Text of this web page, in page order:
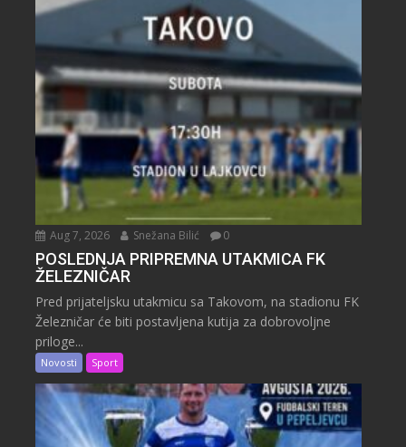
Aug 7, 2026 Snežana Bilić 0
POSLEDNJA PRIPREMNA UTAKMICA FK
ŽELEZNIČAR
Pred prijateljsku utakmicu sa Takovom, na stadionu FK
Železničar će biti postavljena kutija za dobrovoljne
priloge...
Novosti Sport